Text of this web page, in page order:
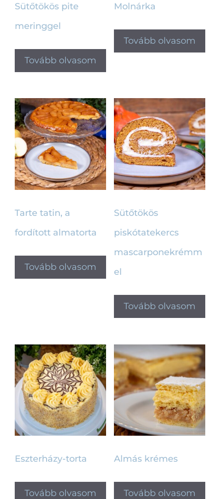
Sütőtökös pite
meringgel
Tovább olvasom
Molnárka
Tovább olvasom
Tarte tatin, a
fordított almatorta
Tovább olvasom
Sütőtökös
piskótatekercs
mascarponekrémm
el
Tovább olvasom
Eszterházy-torta
Tovább olvasom
Almás krémes
Tovább olvasom